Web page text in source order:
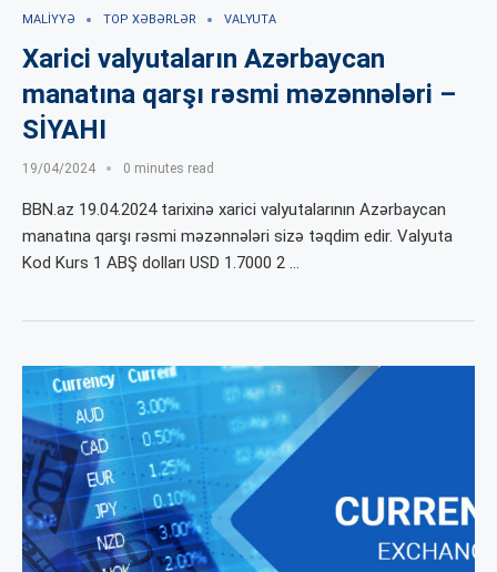
MALIYYƏ TOP XƏBƏRLƏR VALYUTA
Xarici valyutaların Azərbaycan
manatına qarşı rəsmi məzənnələri –
SİYAHI
19/04/2024 0 minutes read
BBN.az 19.04.2024 tarixinə xarici valyutalarının Azərbaycan
manatına qarşı rəsmi məzənnələri sizə təqdim edir. Valyuta
Kod Kurs 1 ABŞ dolları USD 1.7000 2 …